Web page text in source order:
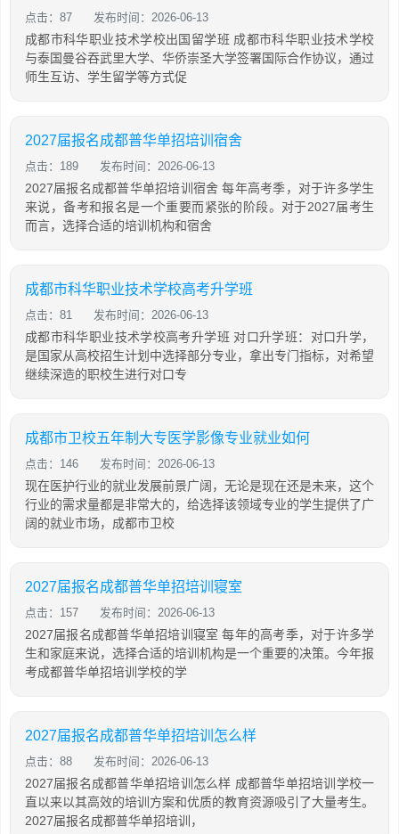
点击：87 发布时间：2026-06-13
成都市科华职业技术学校出国留学班 成都市科华职业技术学校
与泰国曼谷吞武里大学、华侨崇圣大学签署国际合作协议，通过
师生互访、学生留学等方式促
2027届报名成都普华单招培训宿舍
点击：189 发布时间：2026-06-13
2027届报名成都普华单招培训宿舍 每年高考季，对于许多学生
来说，备考和报名是一个重要而紧张的阶段。对于2027届考生
而言，选择合适的培训机构和宿舍
成都市科华职业技术学校高考升学班
点击：81 发布时间：2026-06-13
成都市科华职业技术学校高考升学班 对口升学班：对口升学，
是国家从高校招生计划中选择部分专业，拿出专门指标，对希望
继续深造的职校生进行对口专
成都市卫校五年制大专医学影像专业就业如何
点击：146 发布时间：2026-06-13
现在医护行业的就业发展前景广阔，无论是现在还是未来，这个
行业的需求量都是非常大的，给选择该领域专业的学生提供了广
阔的就业市场，成都市卫校
2027届报名成都普华单招培训寝室
点击：157 发布时间：2026-06-13
2027届报名成都普华单招培训寝室 每年的高考季，对于许多学
生和家庭来说，选择合适的培训机构是一个重要的决策。今年报
考成都普华单招培训学校的学
2027届报名成都普华单招培训怎么样
点击：88 发布时间：2026-06-13
2027届报名成都普华单招培训怎么样 成都普华单招培训学校一
直以来以其高效的培训方案和优质的教育资源吸引了大量考生。
2027届报名成都普华单招培训，